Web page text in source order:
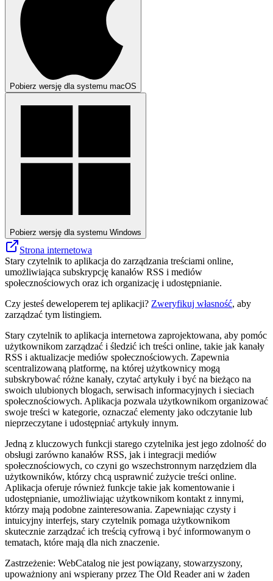
Pobierz wersję dla systemu macOS
Pobierz wersję dla systemu Windows
Strona internetowa
Stary czytelnik to aplikacja do zarządzania treściami online,
umożliwiająca subskrypcję kanałów RSS i mediów
społecznościowych oraz ich organizację i udostępnianie.
Czy jesteś deweloperem tej aplikacji? Zweryfikuj własność, aby
zarządzać tym listingiem.
Stary czytelnik to aplikacja internetowa zaprojektowana, aby pomóc
użytkownikom zarządzać i śledzić ich treści online, takie jak kanały
RSS i aktualizacje mediów społecznościowych. Zapewnia
scentralizowaną platformę, na której użytkownicy mogą
subskrybować różne kanały, czytać artykuły i być na bieżąco na
swoich ulubionych blogach, serwisach informacyjnych i sieciach
społecznościowych. Aplikacja pozwala użytkownikom organizować
swoje treści w kategorie, oznaczać elementy jako odczytanie lub
nieprzeczytane i udostępniać artykuły innym.
Jedną z kluczowych funkcji starego czytelnika jest jego zdolność do
obsługi zarówno kanałów RSS, jak i integracji mediów
społecznościowych, co czyni go wszechstronnym narzędziem dla
użytkowników, którzy chcą usprawnić zużycie treści online.
Aplikacja oferuje również funkcje takie jak komentowanie i
udostępnianie, umożliwiając użytkownikom kontakt z innymi,
którzy mają podobne zainteresowania. Zapewniając czysty i
intuicyjny interfejs, stary czytelnik pomaga użytkownikom
skutecznie zarządzać ich treścią cyfrową i być informowanym o
tematach, które mają dla nich znaczenie.
Zastrzeżenie: WebCatalog nie jest powiązany, stowarzyszony,
upoważniony ani wspierany przez The Old Reader ani w żaden